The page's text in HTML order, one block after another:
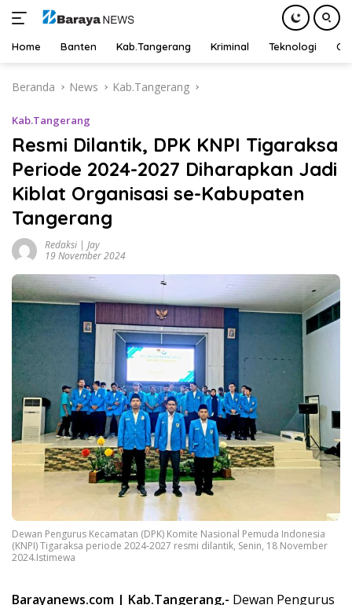
Home Banten Kab.Tangerang Kriminal Teknologi
Beranda News Kab.Tangerang
Kab.Tangerang
Resmi Dilantik, DPK KNPI Tigaraksa
Periode 2024-2027 Diharapkan Jadi
Kiblat Organisasi se-Kabupaten
Tangerang
Redaksi | Jay
19 November 2024
Dewan Pengurus Kecamatan (DPK) Komite Nasional Pemuda Indonesia
(KNPI) Tigaraksa periode 2024-2027 resmi dilantik, Senin, 18 November
2024.Istimewa
Barayanews.com | Kab.Tangerang,- Dewan Pengurus